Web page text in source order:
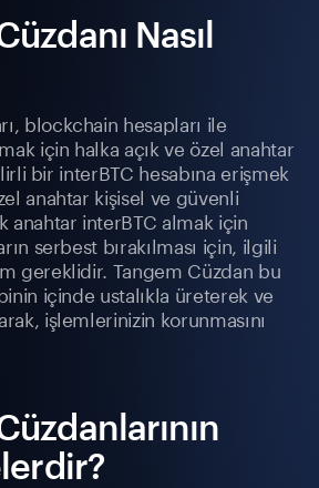
Nasıl
blockchain hesapları ile
için halka açık ve özel anahtar
bir interBTC hesabına erişmek
anahtar kişisel ve güvenli
anahtar interBTC almak için
serbest bırakılması için, ilgili
gereklidir. Tangem Cüzdan bu
içinde ustalıkla üreterek ve
işlemlerinizin korunmasını